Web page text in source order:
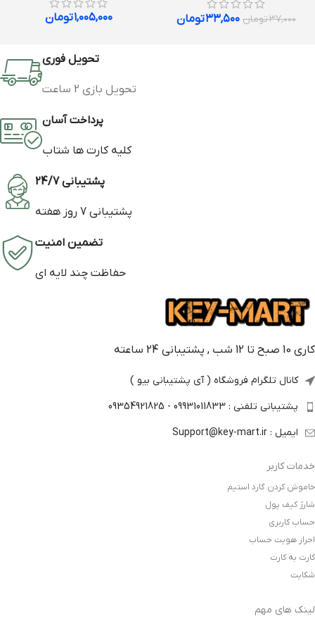
۳۷,۰۰۰تومان ۳۳,۵۰۰تومان ۱,۰۰۵,۰۰۰تومان
تحویل فوری
تحویل بازی 2 ساعت
پرداخت آسان
کلیه کارت ها شتاب
پشتیبانی 24/7
پشتیبانی 7 روز هفته
تضمین امنیت
حفاظت چند لایه ای
کاری 10 صبح تا 12 شب , پشتیبانی 24 ساعته
کانال تلگرام فروشگاه ( آی پشتیبانی بیو )
پشتیبانی تلفنی : 09931011833 - 09354921825
ایمیل : Support@key-mart.ir
خدمات کاربر
خاموش کردن گارد استیم
شارژ کیف پول
حساب کاربری
احراز هویت حساب
کارت به کارت
شکایت
لینک های مهم